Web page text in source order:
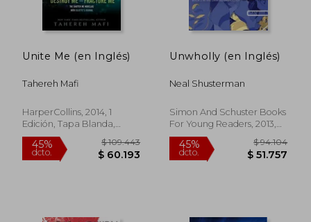
45% $ 99.983 45%
dcto.
Unite Me (en Inglés)
Tahereh Mafi
HarperCollins, 2014, 1
Edición, Tapa Blanda,
Nuevo
Unwholly (en Inglés)
Neal Shusterman
Simon And Schuster Books
For Young Readers, 2013,
No Edición, Tapa Blanda,
Nuevo